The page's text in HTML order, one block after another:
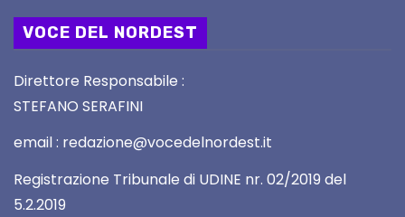
VOCE DEL NORDEST
Direttore Responsabile :
STEFANO SERAFINI
email : redazione@vocedelnordest.it
Registrazione Tribunale di UDINE nr. 02/2019 del
5.2.2019